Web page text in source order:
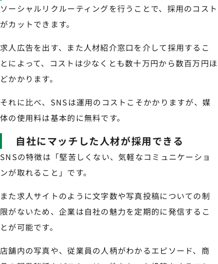
ソーシャルリクルーティングを行うことで、採用のコスト
がカットできます。
求人広告を出す、また人材紹介窓口を介して採用するこ
とによって、コストは少なくとも数十万円から数百万円ほ
どかかります。
それに比べ、SNSは運用のコストこそかかりますが、媒
体の使用料は基本的に無料です。
自社にマッチした人材が採用できる
SNSの特徴は「堅苦しくない、気軽なコミュニケーショ
ンが取れること」です。
また求人サイトのように文字数や写真投稿についての制
限がないため、企業は自社の魅力を定期的に発信するこ
とが可能です。
店舗内の写真や、従業員の人柄がわかるエピソード、商